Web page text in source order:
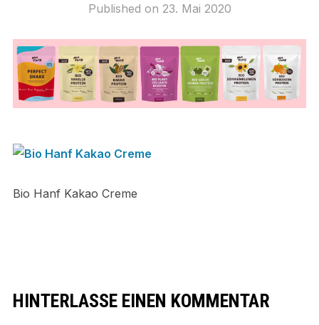
Published on 23. Mai 2020
Bio Hanf Kakao Creme
HINTERLASSE EINEN KOMMENTAR